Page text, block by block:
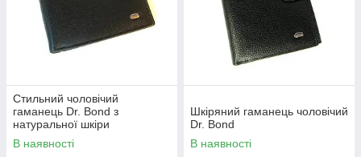
Стильний чоловічий
гаманець Dr. Bond з
натуральної шкіри
В наявності
Шкіряний гаманець чоловічий
Dr. Bond
В наявності